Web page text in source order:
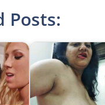
Posts: